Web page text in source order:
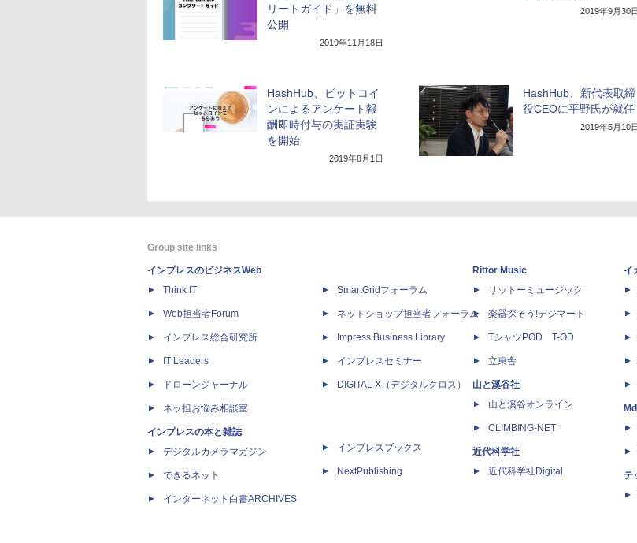
リートガイド」を無料
公開
2019年11月18日
2019年9月30日
HashHub、ビットコイ
ンによるアンケート報
酬即時付与の実証実験
を開始
2019年8月1日
HashHub、新代表取締
役CEOに平野氏が就任
2019年5月10日
Group site links
インプレスのビジネスWeb
Think IT
Web担当者Forum
インプレス総合研究所
IT Leaders
ドローンジャーナル
ネッ担お悩み相談室
インプレスの本と雑誌
デジタルカメラマガジン
できるネット
インターネット白書ARCHIVES
SmartGridフォーラム
ネットショップ担当者フォーラム
Impress Business Library
インプレスセミナー
DIGITAL X（デジタルクロス）
インプレスブックス
NextPublishing
Rittor Music
リットーミュージック
楽器探そう!デジマート
TシャツPOD T-OD
立東舎
山と溪谷社
山と溪谷オンライン
CLIMBING-NET
近代科学社
近代科学社Digital
イ
テ